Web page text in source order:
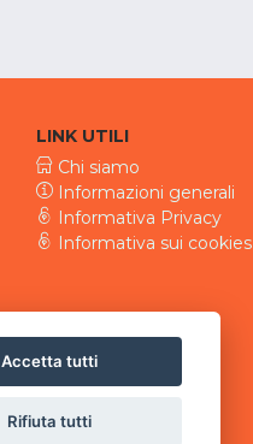
LINK UTILI
Chi siamo
Informazioni generali
Informativa Privacy
Informativa sui cookies
Accetta tutti
Rifiuta tutti